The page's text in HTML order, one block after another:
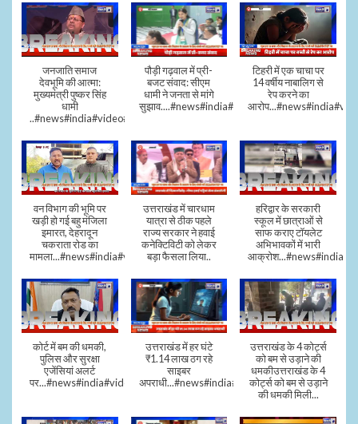
जनजाति समाज
देवभूमि की आत्मा:
मुख्यमंत्री पुष्कर सिंह
धामी
..#news#india#video#viral
पौड़ी गढ़वाल में प्री-
बजट संवाद: सीएम
धामी ने जनता से मांगे
सुझाव....#news#india#video#viral
टिहरी में एक चाचा पर
14 वर्षीय नाबालिग से
रेप करने का
वन विभाग की भूमि पर
खड़ी हो गई बहु मंजिला
इमारत, देहरादून
चकराता रोड का
मामला...#news#india#video
उत्तराखंड में चारधाम
यात्रा से ठीक पहले
राज्य सरकार ने हवाई
कनेक्टिविटी को लेकर
बड़ा फैसला लिया..
हरिद्वार के सरकारी
स्कूल में छात्राओं से
साफ कराए टॉयलेट
अभिभावकों में भारी
आक्रोश...#news#india
कोर्ट में बम की धमकी,
पुलिस और सुरक्षा
एजेंसियां अलर्ट
पर...#news#india#video#viral
उत्तराखंड में हर घंटे
₹1.14 लाख ठग रहे
साइबर
अपराधी...#news#india#video#viral
उत्तराखंड के 4 कोर्ट्स
को बम से उड़ाने की
धमकीउत्तराखंड के 4
कोर्ट्स को बम से उड़ाने
की धमकी मिली...